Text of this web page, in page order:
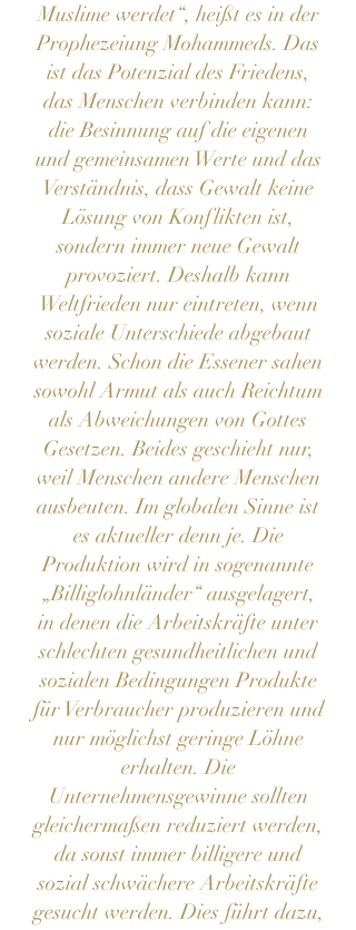
Muslime werdet“, heißt es in der
Prophezeiung Mohammeds. Das
ist das Potenzial des Friedens,
das Menschen verbinden kann:
die Besinnung auf die eigenen
und gemeinsamen Werte und das
Verständnis, dass Gewalt keine
Lösung von Konflikten ist,
sondern immer neue Gewalt
provoziert. Deshalb kann
Weltfrieden nur eintreten, wenn
soziale Unterschiede abgebaut
werden. Schon die Essener sahen
sowohl Armut als auch Reichtum
als Abweichungen von Gottes
Gesetzen. Beides geschieht nur,
weil Menschen andere Menschen
ausbeuten. Im globalen Sinne ist
es aktueller denn je. Die
Produktion wird in sogenannte
„Billiglohnländer“ ausgelagert,
in denen die Arbeitskräfte unter
schlechten gesundheitlichen und
sozialen Bedingungen Produkte
für Verbraucher produzieren und
nur möglichst geringe Löhne
erhalten. Die
Unternehmensgewinne sollten
gleichermaßen reduziert werden,
da sonst immer billigere und
sozial schwächere Arbeitskräfte
gesucht werden. Dies führt dazu,